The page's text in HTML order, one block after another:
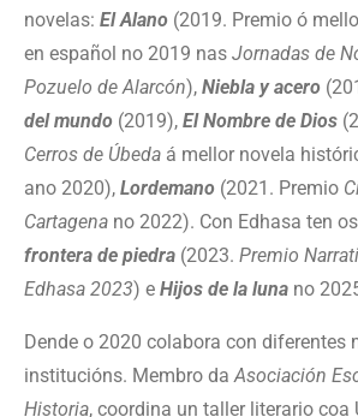
novelas: El Alano (2019. Premio ó
en español no 2019 nas Jornadas de
Pozuelo de Alarcón), Niebla y acero
del mundo (2019), El Nombre de Dios
Cerros de Úbeda á mellor novela
ano 2020), Lordemano (2021. Premio
Cartagena no 2022). Con Edhasa ten
frontera de piedra (2023. Premio
Edhasa 2023) e Hijos de la luna no
Dende o 2020 colabora con diferentes
institucións. Membro daAsociación
Historia, coordina un taller literario coa